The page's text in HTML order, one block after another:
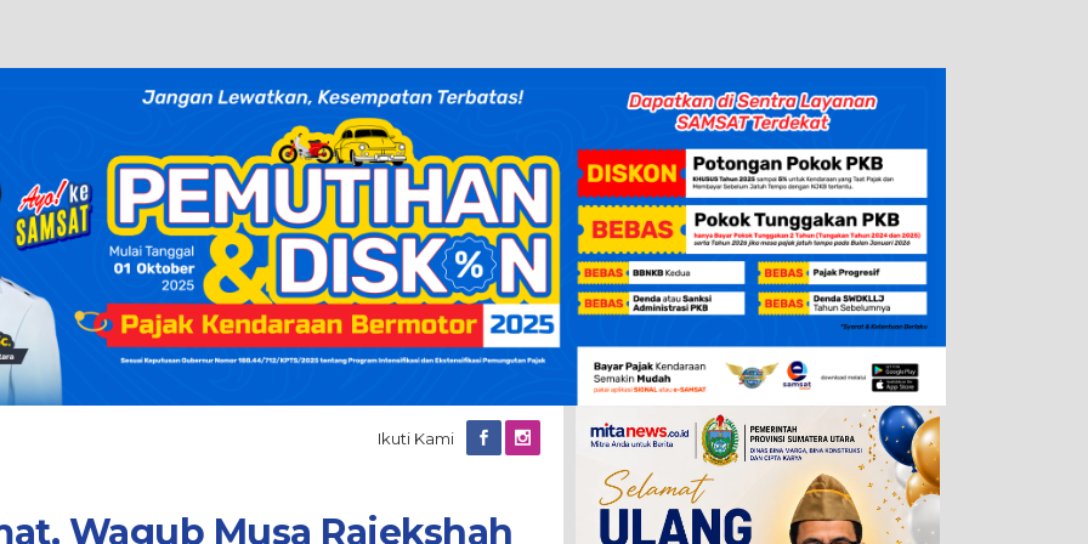
Ikuti Kami
Wagub Musa Rajekshah